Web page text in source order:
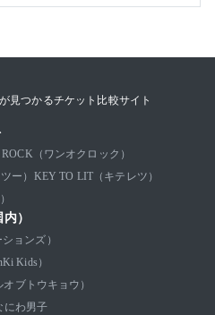
見つかるチケット比較サイト
（ワンオクロック）
ー） KEY TO LIT（キテレツ）
）
ョンズ）
Kids）
ブトウキョウ）
にわ男子